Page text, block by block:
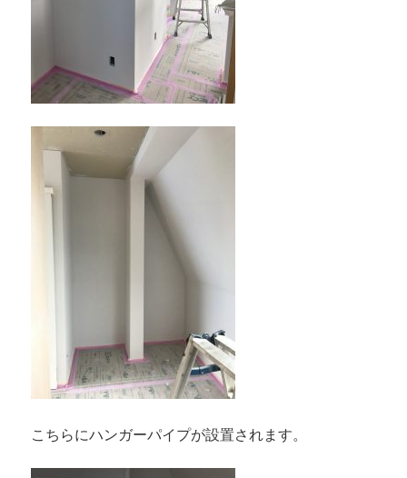
こちらにハンガーパイプが設置されます。